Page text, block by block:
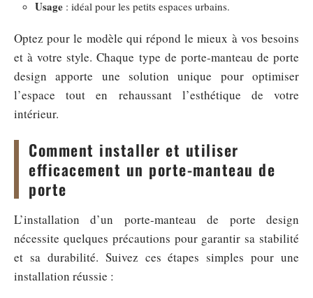
Usage : idéal pour les petits espaces urbains.
Optez pour le modèle qui répond le mieux à vos besoins
et à votre style. Chaque type de porte-manteau de porte
design apporte une solution unique pour optimiser
l’espace tout en rehaussant l’esthétique de votre
intérieur.
Comment installer et utiliser
efficacement un porte-manteau de
porte
L’installation d’un porte-manteau de porte design
nécessite quelques précautions pour garantir sa stabilité
et sa durabilité. Suivez ces étapes simples pour une
installation réussie :